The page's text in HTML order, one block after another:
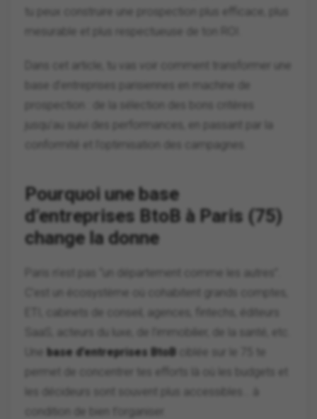
Dans cet article, tu vas voir comment transformer une
base d’entreprises parisiennes en machine de
jusqu’au suivi des performances, en passant par la
conformité et l’optimisation des campagnes.
Pourquoi une base
d’entreprises BtoB à Paris (75)
change la donne
Paris n’est pas “un département comme les autres”.
C’est un écosystème où cohabitent grands comptes,
SaaS, acteurs du luxe, de l’immobilier, de la santé, etc.
base d’entreprises BtoB
condition de bien t’organiser.